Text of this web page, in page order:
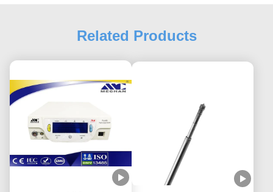
Related Products